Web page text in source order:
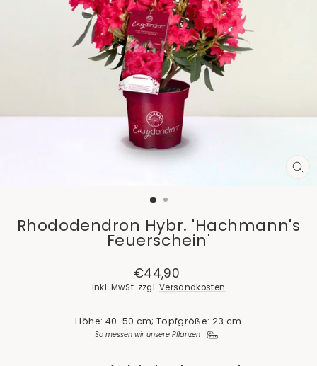
Rhododendron Hybr. 'Hachmann's
Feuerschein'
Normaler
Preis
€44,90
inkl. MwSt. zzgl. Versandkosten
Höhe: 40-50 cm; Topfgröße: 23 cm
So messen wir unsere Pflanzen